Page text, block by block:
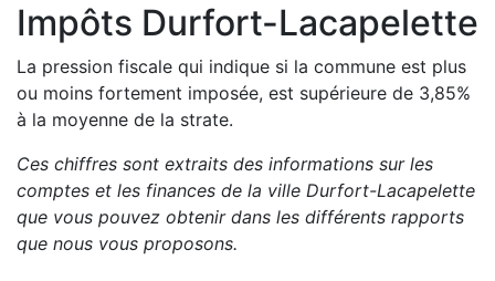
Impôts Durfort-Lacapelette
La pression fiscale qui indique si la commune est plus
ou moins fortement imposée, est supérieure de 3,85%
à la moyenne de la strate.
Ces chiffres sont extraits des informations sur les
comptes et les finances de la ville Durfort-Lacapelette
que vous pouvez obtenir dans les différents rapports
que nous vous proposons.